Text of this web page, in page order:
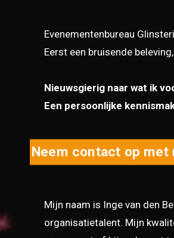
Evenementenbureau
Eerst een bruisende
Nieuwsgierig naar wat ik
Een persoonlijke
Neem contact op met
Mijn naam is Inge van den
organisatietalent. Mijn